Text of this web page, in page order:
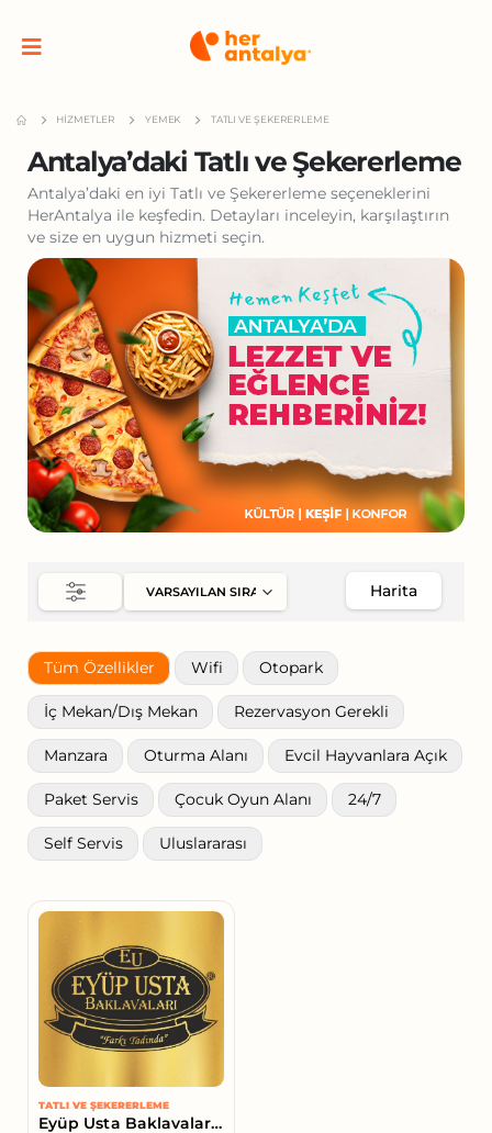
HIZMETLER YEMEK TATLI VE ŞEKERERLEME
Antalya’daki Tatlı ve Şekererleme
Antalya’daki en iyi Tatlı ve Şekererleme seçeneklerini
HerAntalya ile keşfedin. Detayları inceleyin, karşılaştırın
ve size en uygun hizmeti seçin.
Harita
Tüm Özellikler Wifi Otopark
İç Mekan/Dış Mekan Rezervasyon Gerekli
Manzara Oturma Alanı Evcil Hayvanlara Açık
Paket Servis Çocuk Oyun Alanı 24/7
Self Servis Uluslararası
TATLI VE ŞEKERERLEME
Eyüp Usta Baklavaları Cumhuriyet Şubesi